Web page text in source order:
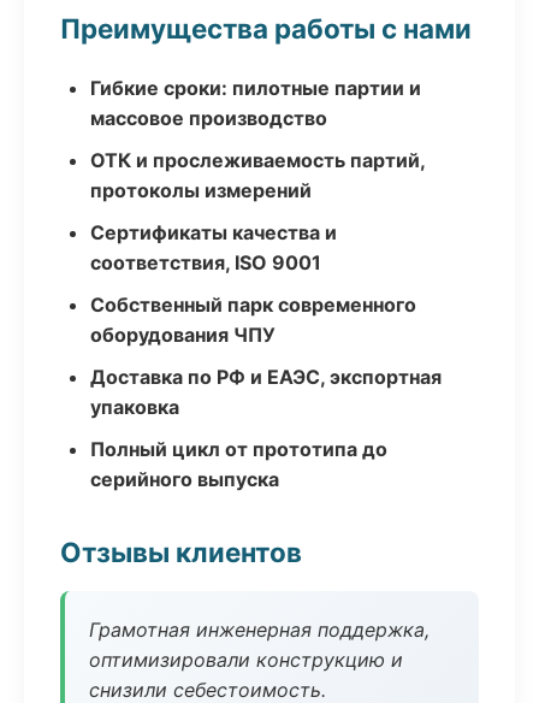
Преимущества работы с нами
Гибкие сроки: пилотные партии и
массовое производство
ОТК и прослеживаемость партий,
протоколы измерений
Сертификаты качества и
соответствия, ISO 9001
Собственный парк современного
оборудования ЧПУ
Доставка по РФ и ЕАЭС, экспортная
упаковка
Полный цикл от прототипа до
серийного выпуска
Отзывы клиентов
Грамотная инженерная поддержка,
оптимизировали конструкцию и
снизили себестоимость.